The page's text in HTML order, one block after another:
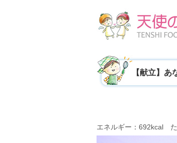
【献立】あ
エネルギー：692kcal